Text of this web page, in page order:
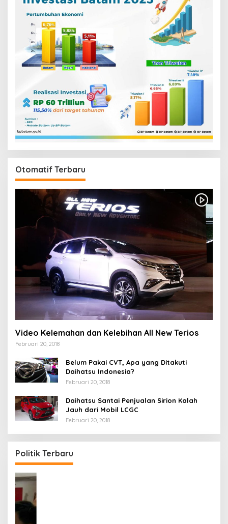
Otomatif Terbaru
Video Kelemahan dan Kelebihan All New Terios
Februari 20, 2018
Belum Pakai CVT, Apa yang Ditakuti
Daihatsu Indonesia?
Februari 20, 2018
Daihatsu Santai Penjualan Sirion Kalah
Jauh dari Mobil LCGC
Februari 20, 2018
Politik Terbaru